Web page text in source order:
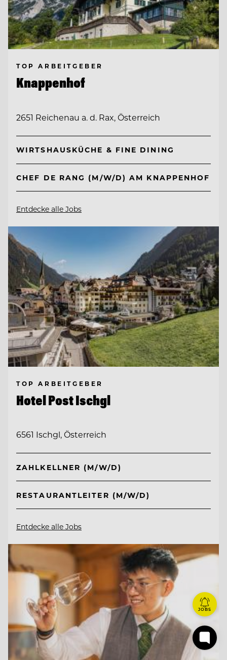
TOP ARBEITGEBER
Knappenhof
2651 Reichenau a. d. Rax, Österreich
WIRTSHAUSKÜCHE & FINE DINING
CHEF DE RANG (M/W/D) AM KNAPPENHOF
Entdecke alle Jobs
TOP ARBEITGEBER
Hotel Post Ischgl
6561 Ischgl, Österreich
ZAHLKELLNER (M/W/D)
RESTAURANTLEITER (M/W/D)
Entdecke alle Jobs
JOBS